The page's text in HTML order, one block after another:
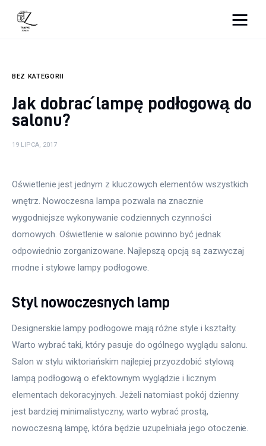
Lifestyle
Zdrowie
Uroda
Więcej
BEZ KATEGORII
Jak dobrać lampę podłogową do
salonu?
19 LIPCA, 2017
Oświetlenie jest jednym z kluczowych elementów wszystkich
wnętrz. Nowoczesna lampa pozwala na znacznie
wygodniejsze wykonywanie codziennych czynności
domowych. Oświetlenie w salonie powinno być jednak
odpowiednio zorganizowane. Najlepszą opcją są zazwyczaj
modne i stylowe lampy podłogowe.
Styl nowoczesnych lamp
Designerskie lampy podłogowe mają różne style i kształty.
Warto wybrać taki, który pasuje do ogólnego wyglądu salonu.
Salon w stylu wiktoriańskim najlepiej przyozdobić stylową
lampą podłogową o efektownym wyglądzie i licznym
elementach dekoracyjnych. Jeżeli natomiast pokój dzienny
jest bardziej minimalistyczny, warto wybrać prostą,
nowoczesną lampę, która będzie uzupełniała jego otoczenie.